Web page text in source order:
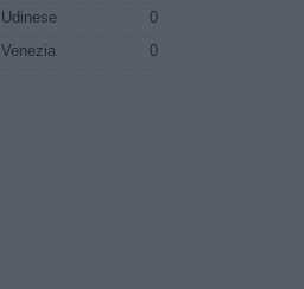
Udinese
0
Venezia
0